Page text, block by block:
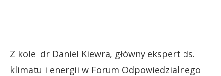
Z kolei dr Daniel Kiewra, główny ekspert ds.
klimatu i energii w Forum Odpowiedzialnego